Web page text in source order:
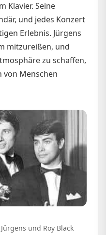
Klavier. Seine
und jedes Konzert
Erlebnis. Jürgens
mitzureißen, und
zu schaffen,
von Menschen
und Roy Black